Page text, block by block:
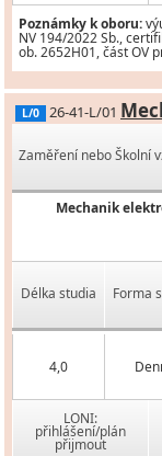
Poznámky k oboru:
NV 194/2022 Sb.,
ob. 2652H01, část OV
L/0 26-41-L/01
Zaměření nebo Školní
Mechanik
Délka studia Forma
4,0
LONI:
přihlášení/plán
přijmout